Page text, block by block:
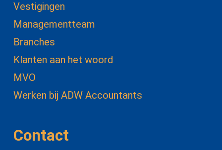
Vestigingen
Managementteam
Branches
Klanten aan het woord
MVO
Werken bij ADW Accountants
Contact